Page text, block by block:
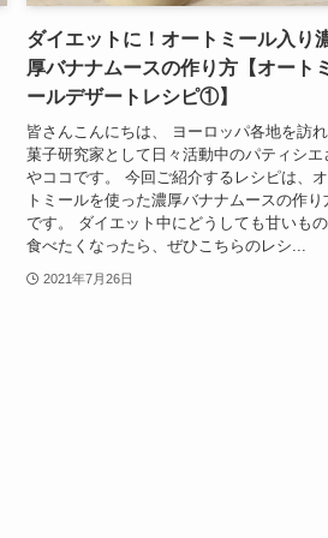
ダイエットに！オートミール入り
厚バナナムースの作り方【オートミ
ールデザートレシピ①】
皆さんこんにちは、 ヨーロッパ各地を訪
菓子研究家として日々活動中のパティシエ
やココです。 今回ご紹介するレシピは、
トミールを使った濃厚バナナムースの作り
です。 ダイエット中にどうしても甘いも
食べたくなったら、ぜひこちらのレシ...
2021年7月26日